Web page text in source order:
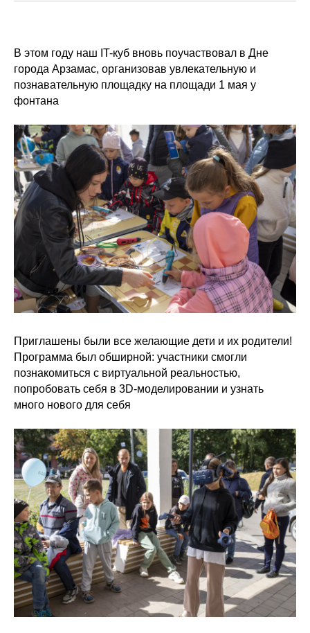
В этом году наш IT-куб вновь поучаствовал в Дне
города Арзамас, организовав увлекательную и
познавательную площадку на площади 1 мая у
фонтана
Приглашены были все желающие дети и их родители!
Программа был обширной: участники смогли
познакомиться с виртуальной реальностью,
попробовать себя в 3D-моделировании и узнать
много нового для себя